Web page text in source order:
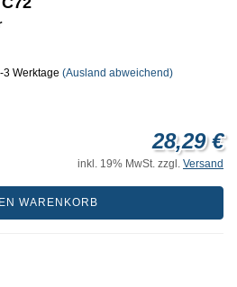
3 Werktage (Ausland abweichend)
28,29 €
inkl. 19% MwSt. zzgl. Versand
WARENKORB